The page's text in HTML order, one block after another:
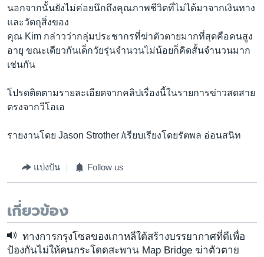
นอกจากนั้นยังไม่ค่อยนึกถึงคุณภาพชีวิตที่ไม่ได้มาจากเงินทาง
และวัตถุสิ่งของ
คุณ Kim กล่าวว่ากลุ่มประชากรที่ฆ่าตัวตายมากที่สุดคือคนสูง
อายุ ขณะเดียวกันเด็กวัยรุ่นจำนวนไม่น้อยก็คิดสั้นจำนวนมาก
เช่นกัน
โปรดติดตามรายละเอียดจากคลิปเรื่องนี้ในรายการข่าวสดสาย
ตรงจากวีโอเอ
รายงานโดย Jason Strother /เรียบเรียงโดยรัตพล อ่อนสนิท
แบ่งปัน Follow us
เกี่ยวข้อง
ทางการกรุงโซลของเกาหลีใต้สร้างบรรยากาศที่ดีเพื่อ
ป้องกันไม่ให้คนกระโดดสะพาน Map Bridge ฆ่าตัวตาย